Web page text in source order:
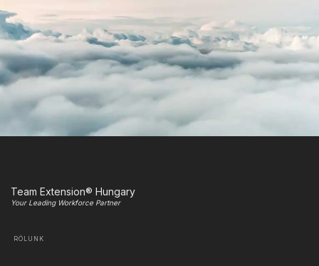
Team Extension® Hungary
Your Leading Workforce Partner
RÓLUNK